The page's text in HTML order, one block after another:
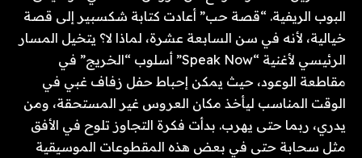
البوب ​​الريفية. “قصة حب” أعادت كتابة شكسبير إلى قصة
خيالية، لأنه في سن السابعة عشرة، لماذا لا؟ يتخيل المسار
الرئيسي لأغنية “Speak Now” أسلوب “الخريج” في
مقاطعة الوعود، حيث يمكن إحباط حفل زفاف غبي في
الوقت المناسب ليأخذ مكان العروس غير المستحقة، ومن
يدري، ربما حتى يهرب. بدأت فكرة التجاوز تلوح في الأفق
مثل سحابة حتى في بعض هذه المقطوعات الموسيقية